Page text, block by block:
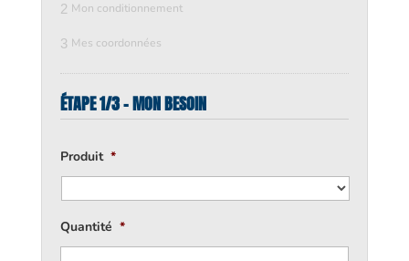
2 Mon conditionnement
3 Mes coordonnées
ÉTAPE 1/3 - MON BESOIN
Produit *
Quantité *